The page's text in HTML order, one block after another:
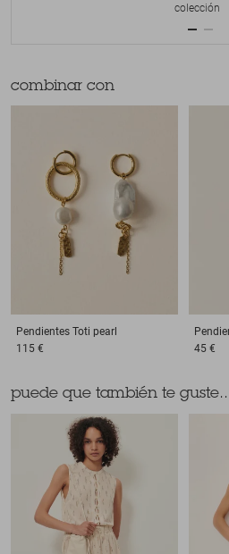
colección
combinar con
Pendientes Toti pearl
115 €
45 €
puede que también te